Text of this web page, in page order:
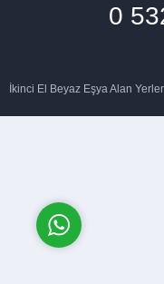
0
İkinci El Beyaz Eşya Alan